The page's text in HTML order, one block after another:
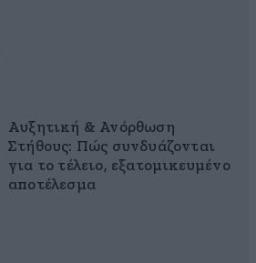
Αυξητική & Ανόρθωση
Στήθους: Πώς συνδυάζονται
για το τέλειο, εξατομικευμένο
αποτέλεσμα